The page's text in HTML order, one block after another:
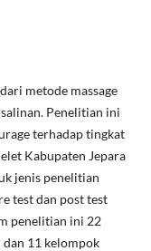
metode massage
Penelitian ini
terhadap tingkat
Kabupaten Jepara
jenis penelitian
test dan post test
penelitian ini 22
11 kelompok